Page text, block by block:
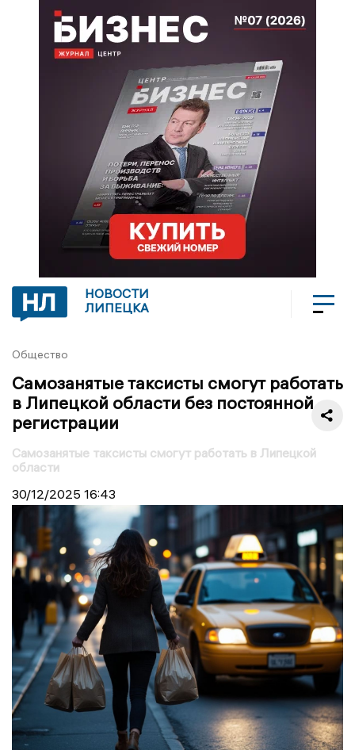
НОВОСТИ
ЛИПЕЦКА
Общество
Самозанятые таксисты смогут работать
в Липецкой области без постоянной
регистрации
Самозанятые таксисты смогут работать в Липецкой
области
30/12/2025 16:43